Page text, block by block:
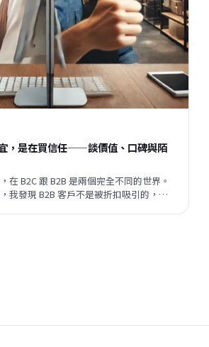
，是在買信任——談價值、口碑與陌
在 B2C 跟 B2B 是兩個完全不同的世界。
我發現 B2B 客戶不是被折扣吸引的，他